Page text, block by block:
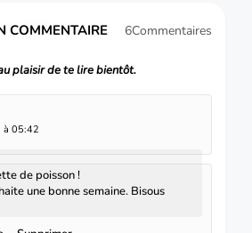
COMMENTAIRE 6Commentaires
plaisir de te lire bientôt.
à 05:42
de poisson !
une bonne semaine. Bisous